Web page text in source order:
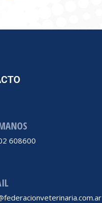
608600